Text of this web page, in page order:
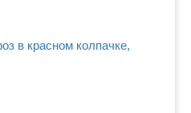
в красном колпачке,